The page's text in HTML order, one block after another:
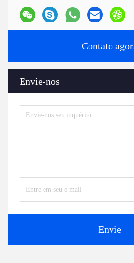
Contato
Envie-nos
Envie